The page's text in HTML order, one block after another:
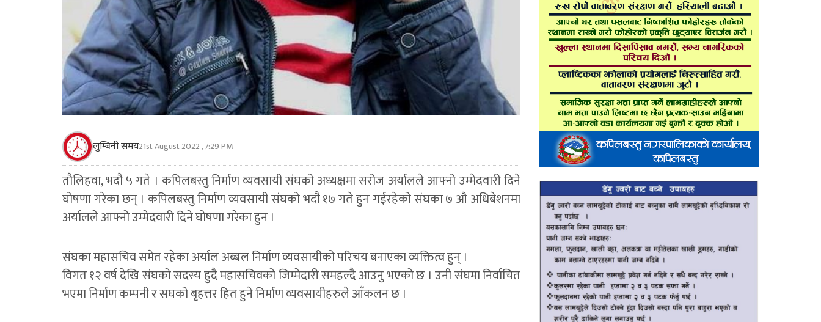
लुम्बिनी समय21st August 2022 , 7:29 PM
तौलिहवा, भदौ ५ गते । कपिलबस्तु निर्माण व्यवसायी संघको अध्यक्षमा सरोज अर्यालले आफ्नो उम्मेदवारी दिने
घोषणा गरेका छन् । कपिलबस्तु निर्माण व्यवसायी संघको भदौ १७ गते हुन गईरहेको संघका ७ औ अधिबेशनमा
अर्यालले आफ्नो उम्मेदवारी दिने घोषणा गरेका हुन ।
संघका महासचिव समेत रहेका अर्याल अब्बल निर्माण व्यवसायीको परिचय बनाएका व्यक्तित्व हुन् ।
विगत १२ वर्ष देखि संघको सदस्य हुदै महासचिवको जिम्मेदारी समहल्दै आउनु भएको छ । उनी संघमा निर्वाचित
भएमा निर्माण कम्पनी र सघको बृहत्तर हित हुने निर्माण व्यवसायीहरुले आँकलन छ ।